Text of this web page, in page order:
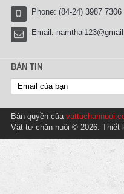
Phone: (84-24) 3987
Email:
BẢN TIN
Bản quyền của
Vật tư chăn nuôi © 2026. Thiết